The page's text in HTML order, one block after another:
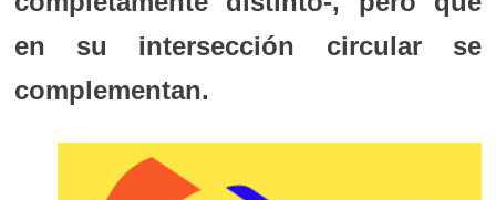
en su intersección circular se
complementan.